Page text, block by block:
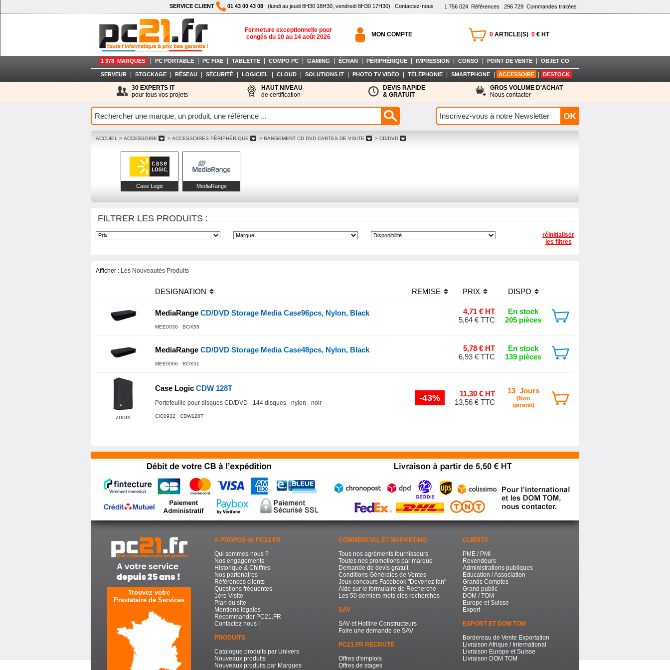
1 756 024 Références 296 729 Commandes traitées
SERVICE CLIENT 01 43 00 43 08 (lundi au jeudi 8H30 18H30, vendredi 8H30 17H30) Contactez-nous
Fermeture exceptionnelle pour
congés du 10 au 14 août 2026
0 ARTICLE(S) 0 € HT
MON COMPTE
1 378 MARQUES PC PORTABLE PC FIXE TABLETTE COMPO PC GAMING ÉCRAN PÉRIPHÉRIQUE IMPRESSION CONSO POINT DE VENTE OBJET CO
SERVEUR STOCKAGE RÉSEAU SÉCURITÉ LOGICIEL CLOUD SOLUTIONS IT PHOTO TV VIDÉO TÉLÉPHONIE SMARTPHONE ACCESSOIRE DESTOCK
30 EXPERTS IT
pour tous vos projets
HAUT NIVEAU
de certification
DEVIS RAPIDE
& GRATUIT
GROS VOLUME D'ACHAT
Nous contacter
ACCUEIL > ACCESSOIRE > ACCESSOIRES PÉRIPHÉRIQUE > RANGEMENT CD DVD CARTES DE VISITE > CD/DVD
Case Logic MediaRange
FILTRER LES PRODUITS :
réinitialiser
les filtres
Afficher : Les Nouveautés Produits
DESIGNATION REMISE PRIX DISPO
MediaRange CD/DVD Storage Media Case96pcs, Nylon, Black
MEE0030 BOX55
4,71 € HT
5,64 € TTC
En stock
205 pièces
MediaRange CD/DVD Storage Media Case48pcs, Nylon, Black
MEE0066 BOX51
5,78 € HT
6,93 € TTC
En stock
139 pièces
zoom
Case Logic CDW 128T
Portefeuille pour disques CD/DVD - 144 disques - nylon - noir
CIC0932 CDW128T
-43%
11,30 € HT
13,56 € TTC
13 Jours
(Non
garanti)
Trouvez votre
Prestataire de Services
A PROPOS de PC21.FR
Qui sommes-nous ?
Nos engagements
Historique & Chiffres
Nos partenaires
Références clients
Questions fréquentes
1ère Visite
Plan du site
Mentions légales
Recommander PC21.FR
Contactez nous !
PRODUITS
Catalogue produits par Univers
Nouveaux produits
Nouveaux produits par Marques
COMMERCIAL ET MARKETING
Tous nos agréments fournisseurs
Toutes nos promotions par marque
Demande de devis gratuit
Conditions Générales de Ventes
Jeux concours Facebook "Devenez fan"
Aide sur le formulaire de Recherche
Les 50 derniers mots clés recherchés
SAV
SAV et Hotline Constructeurs
Faire une demande de SAV
PC21.FR RECRUTE
Offres d'emplois
Offres de stages
CLIENTS
PME / PMI
Revendeurs
Administrations publiques
Education / Association
Grands Comptes
Grand public
DOM / TOM
Europe et Suisse
Export
EXPORT ET DOM TOM
Bordereau de Vente Exportation
Livraison Afrique / International
Livraison Europe et Suisse
Livraison DOM TOM